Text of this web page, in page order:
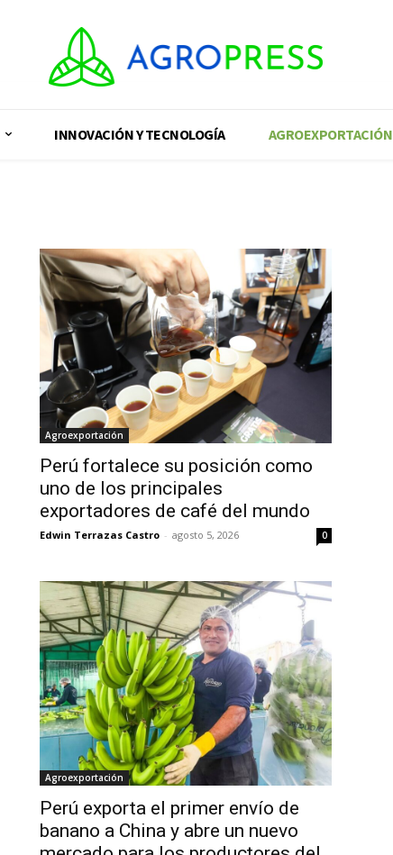
INNOVACIÓN Y TECNOLOGÍA AGROEXPORTACIÓN
Agroexportación
Perú fortalece su posición como
uno de los principales
exportadores de café del mundo
Edwin Terrazas Castro - agosto 5, 2026 0
Agroexportación
Perú exporta el primer envío de
banano a China y abre un nuevo